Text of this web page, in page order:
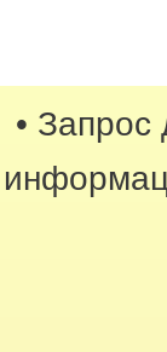
• Запрос